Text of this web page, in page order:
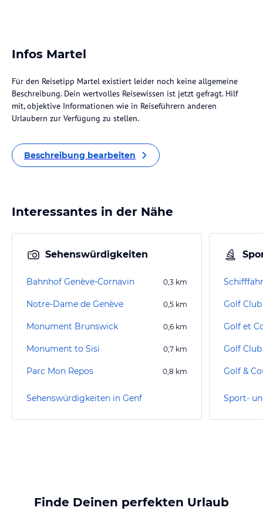
Infos Martel
Für den Reisetipp Martel existiert leider noch keine allgemeine
Beschreibung. Dein wertvolles Reisewissen ist jetzt gefragt. Hilf
mit, objektive Informationen wie in Reiseführern anderen
Urlaubern zur Verfügung zu stellen.
Beschreibung bearbeiten
Interessantes in der Nähe
Sehenswürdigkeiten
Bahnhof Genève-Cornavin 0,3 km
Notre-Dame de Genève 0,5 km
Monument Brunswick 0,6 km
Monument to Sisi 0,7 km
Parc Mon Repos 0,8 km
Sehenswürdigkeiten in Genf
Golf
Golf et
Golf
Sport-
Finde Deinen perfekten Urlaub